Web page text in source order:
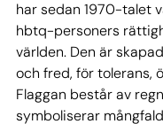
har sedan 1970-talet
hbtq-personers
världen. Den är
och fred, för tolerans,
Flaggan består av
symboliserar